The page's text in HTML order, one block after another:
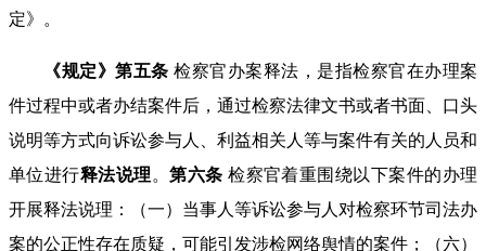
定》。
《规定》第五条 检察官办案释法，是指检察官在办理案
件过程中或者办结案件后，通过检察法律文书或者书面、口头
说明等方式向诉讼参与人、利益相关人等与案件有关的人员和
单位进行释法说理 。第六条 检察官着重围绕以下案件的办理
开展释法说理：（一）当事人等诉讼参与人对检察环节司法办
案的公正性存在质疑，可能引发涉检网络舆情的案件；（六）